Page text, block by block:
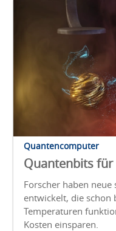
Quantencomputer
Quantenbits
Forscher haben
entwickelt, die schon
Temperaturen
Kosten einsparen.